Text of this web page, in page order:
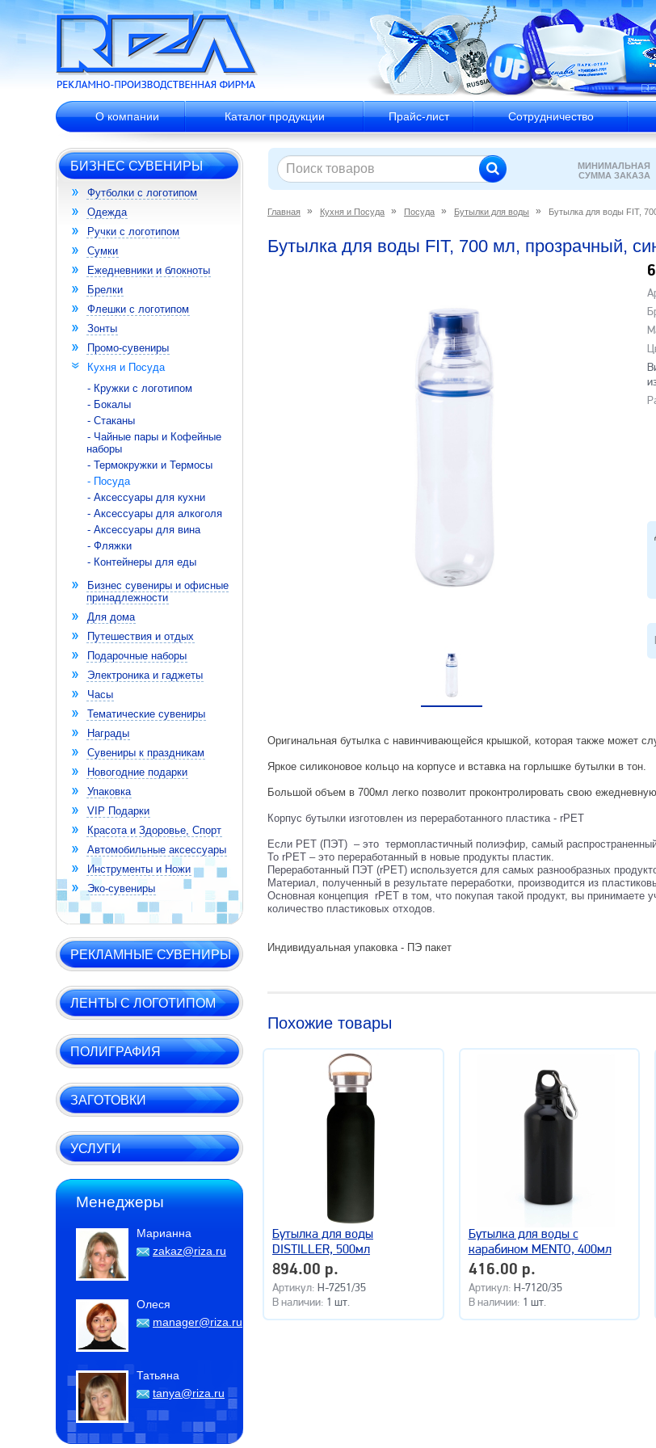
О компании Каталог продукции Прайс-лист Сотрудничество
МИНИМАЛЬНАЯ
СУММА ЗАКАЗА
БИЗНЕС СУВЕНИРЫ
Футболки с логотипом
Одежда
Ручки с логотипом
Сумки
Ежедневники и блокноты
Брелки
Флешки с логотипом
Зонты
Промо-сувениры
Кухня и Посуда
- Кружки с логотипом
- Бокалы
- Стаканы
- Чайные пары и Кофейные
наборы
- Термокружки и Термосы
- Посуда
- Аксессуары для кухни
- Аксессуары для алкоголя
- Аксессуары для вина
- Фляжки
- Контейнеры для еды
Бизнес сувениры и офисные
принадлежности
Для дома
Путешествия и отдых
Подарочные наборы
Электроника и гаджеты
Часы
Тематические сувениры
Награды
Сувениры к праздникам
Новогодние подарки
Упаковка
VIP Подарки
Красота и Здоровье, Спорт
Автомобильные аксессуары
Инструменты и Ножи
Эко-сувениры
РЕКЛАМНЫЕ СУВЕНИРЫ
ЛЕНТЫ С ЛОГОТИПОМ
ПОЛИГРАФИЯ
ЗАГОТОВКИ
УСЛУГИ
Менеджеры
Марианна
zakaz@riza.ru
Олеся
manager@riza.ru
Татьяна
tanya@riza.ru
Главная Кухня и Посуда Посуда Бутылки для воды Бутылка для воды FIT,
Бутылка для воды FIT, 700 мл, прозрачный,
Оригинальная бутылка с навинчивающейся крышкой, которая также может
Яркое силиконовое кольцо на корпусе и вставка на горлышке бутылки в тон.
Большой объем в 700мл легко позволит проконтролировать свою
Корпус бутылки изготовлен из переработанного пластика - rPET
Если PET (ПЭТ) – это термопластичный полиэфир, самый
То rPET – это переработанный в новые продукты пластик.
Переработанный ПЭТ (rPET) используется для самых разнообразных
Материал, полученный в результате переработки, производится из
Основная концепция rPET в том, что покупая такой продукт, вы принимаете
количество пластиковых отходов.
Индивидуальная упаковка - ПЭ пакет
Похожие товары
Бутылка для воды
DISTILLER, 500мл
894.00 р.
Артикул: H-7251/35
В наличии: 1 шт.
Бутылка для воды с
карабином MENTO, 400мл
416.00 р.
Артикул: H-7120/35
В наличии: 1 шт.